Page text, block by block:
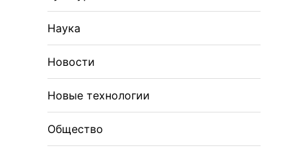
Наука
Новости
Новые технологии
Общество